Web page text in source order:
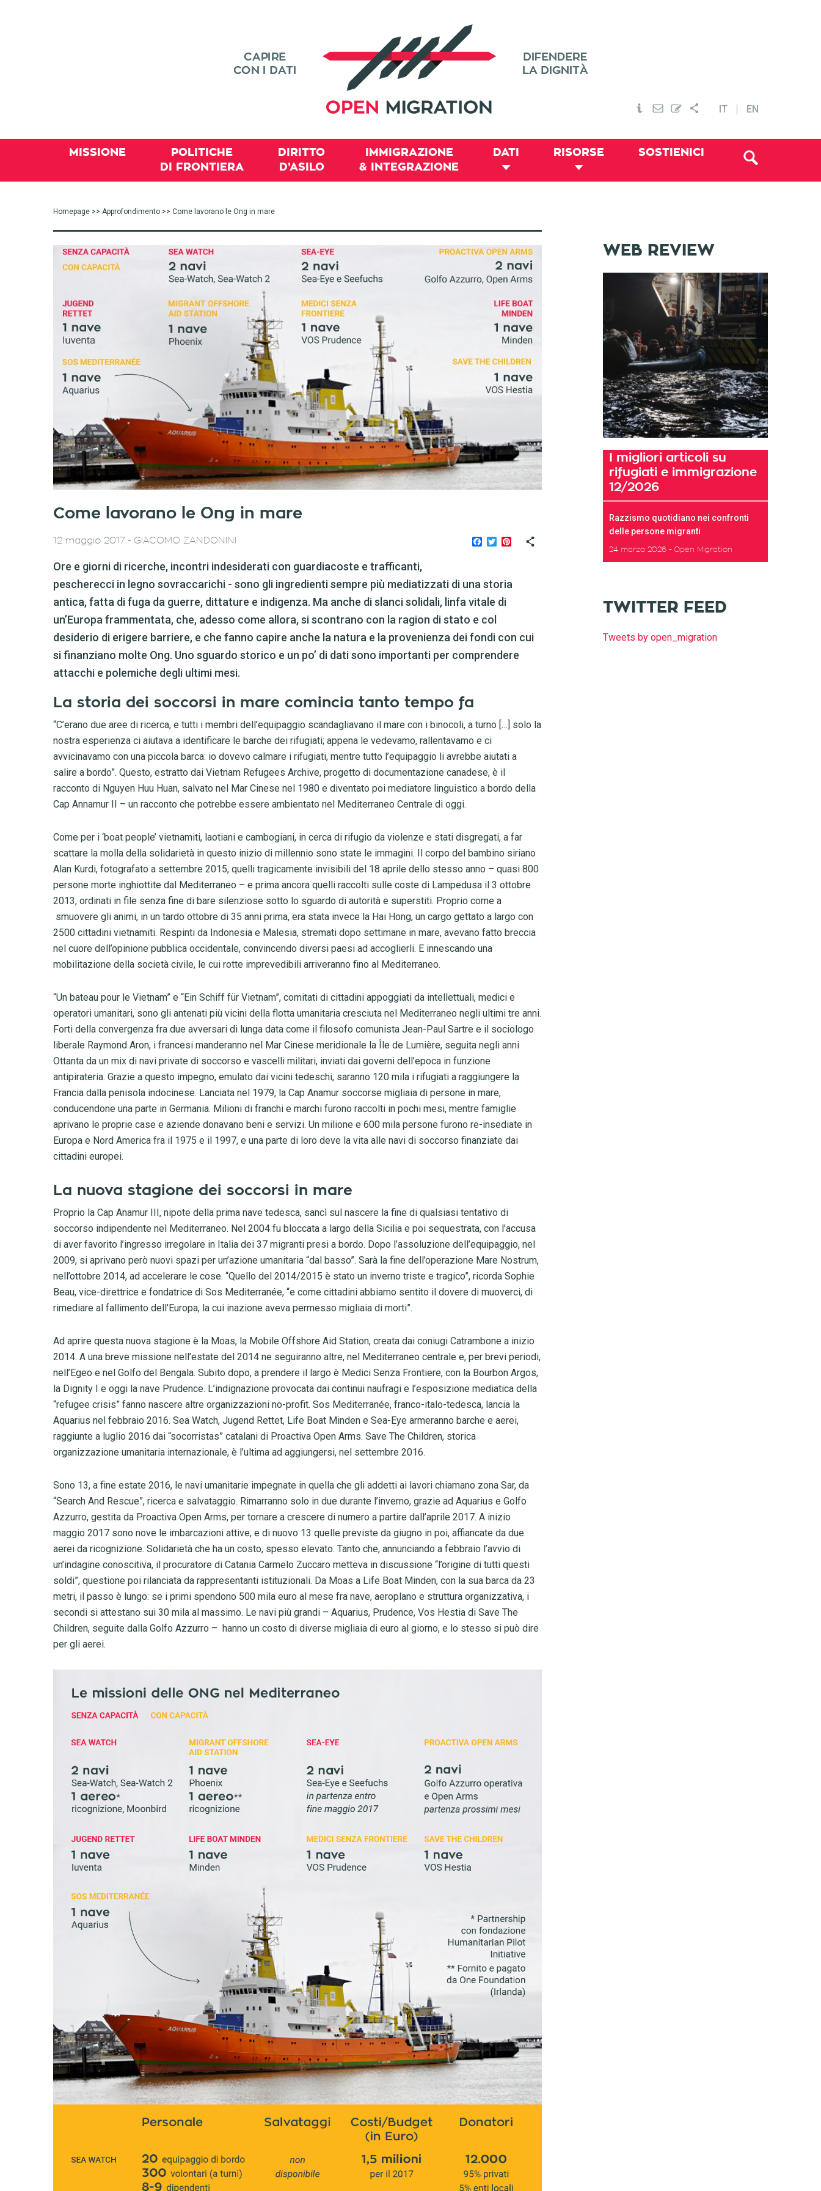
IT EN
MISSIONE
POLITICHE
DI FRONTIERA
DIRITTO
D’ASILO
IMMIGRAZIONE
& INTEGRAZIONE
DATI RISORSE SOSTIENICI
Homepage >> Approfondimento >> Come lavorano le Ong in mare
Come lavorano le Ong in mare
Facebook
TwitterPinterest
12 maggio 2017 - GIACOMO ZANDONINI
Ore e giorni di ricerche, incontri indesiderati con guardiacoste e trafficanti,
pescherecci in legno sovraccarichi - sono gli ingredienti sempre più mediatizzati di una storia
antica, fatta di fuga da guerre, dittature e indigenza. Ma anche di slanci solidali, linfa vitale di
un’Europa frammentata, che, adesso come allora, si scontrano con la ragion di stato e col
desiderio di erigere barriere, e che fanno capire anche la natura e la provenienza dei fondi con cui
si finanziano molte Ong. Uno sguardo storico e un po’ di dati sono importanti per comprendere
attacchi e polemiche degli ultimi mesi.
La storia dei soccorsi in mare comincia tanto tempo fa
“C’erano due aree di ricerca, e tutti i membri dell’equipaggio scandagliavano il mare con i binocoli, a turno […] solo la
nostra esperienza ci aiutava a identificare le barche dei rifugiati; appena le vedevamo, rallentavamo e ci
avvicinavamo con una piccola barca: io dovevo calmare i rifugiati, mentre tutto l’equipaggio li avrebbe aiutati a
salire a bordo”. Questo, estratto dai Vietnam Refugees Archive, progetto di documentazione canadese, è il
racconto di Nguyen Huu Huan, salvato nel Mar Cinese nel 1980 e diventato poi mediatore linguistico a bordo della
Cap Annamur II – un racconto che potrebbe essere ambientato nel Mediterraneo Centrale di oggi.
Come per i ‘boat people’ vietnamiti, laotiani e cambogiani, in cerca di rifugio da violenze e stati disgregati, a far
scattare la molla della solidarietà in questo inizio di millennio sono state le immagini. Il corpo del bambino siriano
Alan Kurdi, fotografato a settembre 2015, quelli tragicamente invisibili del 18 aprile dello stesso anno – quasi 800
persone morte inghiottite dal Mediterraneo – e prima ancora quelli raccolti sulle coste di Lampedusa il 3 ottobre
2013, ordinati in file senza fine di bare silenziose sotto lo sguardo di autorità e superstiti. Proprio come a
smuovere gli animi, in un tardo ottobre di 35 anni prima, era stata invece la Hai Hong, un cargo gettato a largo con
2500 cittadini vietnamiti. Respinti da Indonesia e Malesia, stremati dopo settimane in mare, avevano fatto breccia
nel cuore dell’opinione pubblica occidentale, convincendo diversi paesi ad accoglierli. E innescando una
mobilitazione della società civile, le cui rotte imprevedibili arriveranno fino al Mediterraneo.
“Un bateau pour le Vietnam” e “Ein Schiff für Vietnam”, comitati di cittadini appoggiati da intellettuali, medici e
operatori umanitari, sono gli antenati più vicini della flotta umanitaria cresciuta nel Mediterraneo negli ultimi tre anni.
Forti della convergenza fra due avversari di lunga data come il filosofo comunista Jean-Paul Sartre e il sociologo
liberale Raymond Aron, i francesi manderanno nel Mar Cinese meridionale la Île de Lumière, seguita negli anni
Ottanta da un mix di navi private di soccorso e vascelli militari, inviati dai governi dell’epoca in funzione
antipirateria. Grazie a questo impegno, emulato dai vicini tedeschi, saranno 120 mila i rifugiati a raggiungere la
Francia dalla penisola indocinese. Lanciata nel 1979, la Cap Anamur soccorse migliaia di persone in mare,
conducendone una parte in Germania. Milioni di franchi e marchi furono raccolti in pochi mesi, mentre famiglie
aprivano le proprie case e aziende donavano beni e servizi. Un milione e 600 mila persone furono re-insediate in
Europa e Nord America fra il 1975 e il 1997, e una parte di loro deve la vita alle navi di soccorso finanziate dai
cittadini europei.
La nuova stagione dei soccorsi in mare
Proprio la Cap Anamur III, nipote della prima nave tedesca, sancì sul nascere la fine di qualsiasi tentativo di
soccorso indipendente nel Mediterraneo. Nel 2004 fu bloccata a largo della Sicilia e poi sequestrata, con l’accusa
di aver favorito l’ingresso irregolare in Italia dei 37 migranti presi a bordo. Dopo l’assoluzione dell’equipaggio, nel
2009, si aprivano però nuovi spazi per un’azione umanitaria “dal basso”. Sarà la fine dell’operazione Mare Nostrum,
nell’ottobre 2014, ad accelerare le cose. “Quello del 2014/2015 è stato un inverno triste e tragico”, ricorda Sophie
Beau, vice-direttrice e fondatrice di Sos Mediterranée, “e come cittadini abbiamo sentito il dovere di muoverci, di
rimediare al fallimento dell’Europa, la cui inazione aveva permesso migliaia di morti”.
Ad aprire questa nuova stagione è la Moas, la Mobile Offshore Aid Station, creata dai coniugi Catrambone a inizio
2014. A una breve missione nell’estate del 2014 ne seguiranno altre, nel Mediterraneo centrale e, per brevi periodi,
nell’Egeo e nel Golfo del Bengala. Subito dopo, a prendere il largo è Medici Senza Frontiere, con la Bourbon Argos,
la Dignity I e oggi la nave Prudence. L’indignazione provocata dai continui naufragi e l’esposizione mediatica della
“refugee crisis” fanno nascere altre organizzazioni no-profit. Sos Mediterranée, franco-italo-tedesca, lancia la
Aquarius nel febbraio 2016. Sea Watch, Jugend Rettet, Life Boat Minden e Sea-Eye armeranno barche e aerei,
raggiunte a luglio 2016 dai “socorristas” catalani di Proactiva Open Arms. Save The Children, storica
organizzazione umanitaria internazionale, è l’ultima ad aggiungersi, nel settembre 2016.
Sono 13, a fine estate 2016, le navi umanitarie impegnate in quella che gli addetti ai lavori chiamano zona Sar, da
“Search And Rescue”, ricerca e salvataggio. Rimarranno solo in due durante l’inverno, grazie ad Aquarius e Golfo
Azzurro, gestita da Proactiva Open Arms, per tornare a crescere di numero a partire dall’aprile 2017. A inizio
maggio 2017 sono nove le imbarcazioni attive, e di nuovo 13 quelle previste da giugno in poi, affiancate da due
aerei da ricognizione. Solidarietà che ha un costo, spesso elevato. Tanto che, annunciando a febbraio l’avvio di
un’indagine conoscitiva, il procuratore di Catania Carmelo Zuccaro metteva in discussione “l’origine di tutti questi
soldi”, questione poi rilanciata da rappresentanti istituzionali. Da Moas a Life Boat Minden, con la sua barca da 23
metri, il passo è lungo: se i primi spendono 500 mila euro al mese fra nave, aeroplano e struttura organizzativa, i
secondi si attestano sui 30 mila al massimo. Le navi più grandi – Aquarius, Prudence, Vos Hestia di Save The
Children, seguite dalla Golfo Azzurro – hanno un costo di diverse migliaia di euro al giorno, e lo stesso si può dire
per gli aerei.
WEB REVIEW
I migliori articoli su
rifugiati e immigrazione
12/2026
Razzismo quotidiano nei confronti
delle persone migranti
24 marzo 2026 Open Migration
TWITTER FEED
Tweets by open_migration